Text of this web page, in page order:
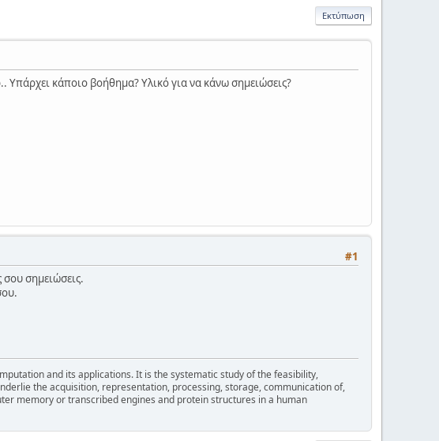
Εκτύπωση
κάποιο βοήθημα? Υλικό για να κάνω σημειώσεις?
#1
σημειώσεις.
and its applications. It is the systematic study of the feasibility,
the acquisition, representation, processing, storage, communication of,
memory or transcribed engines and protein structures in a human